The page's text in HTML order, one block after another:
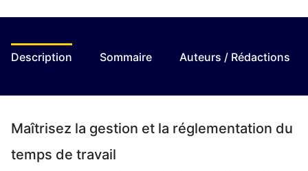
Description Sommaire Auteurs / Rédactions
Maîtrisez la gestion et la réglementation du
temps de travail